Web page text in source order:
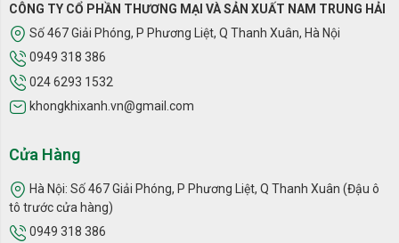
CÔNG TY CỔ PHẦN THƯƠNG MẠI VÀ SẢN XUẤT NAM TRUNG HẢI
Số 467 Giải Phóng, P Phương Liệt, Q Thanh Xuân, Hà Nội
0949 318 386
024 6293 1532
khongkhixanh.vn@gmail.com
Cửa Hàng
Hà Nội: Số 467 Giải Phóng, P Phương Liệt, Q Thanh Xuân (Đậu ô
tô trước cửa hàng)
0949 318 386